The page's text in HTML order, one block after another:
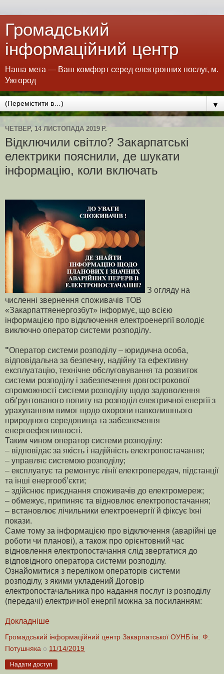
Громадський
інформаційний центр
Наша мета — Ваш комфорт серед електронних послуг, м.
Ужгород
▼
ЧЕТВЕР, 14 ЛИСТОПАДА 2019 Р.
Відключили світло? Закарпатські
електрики пояснили, де шукати
інформацію, коли включать
З огляду на
численні звернення споживачів ТОВ
«Закарпаттяенергозбут» інформує, що всією
інформацією про відключення електроенергії володіє
виключно оператор системи розподілу.
"Оператор системи розподілу – юридична особа,
відповідальна за безпечну, надійну та ефективну
експлуатацію, технічне обслуговування та розвиток
системи розподілу і забезпечення довгострокової
спроможності системи розподілу щодо задоволення
обґрунтованого попиту на розподіл електричної енергії з
урахуванням вимог щодо охорони навколишнього
природного середовища та забезпечення
енергоефективності.
Таким чином оператор системи розподілу:
– відповідає за якість і надійність електропостачання;
– управляє системою розподілу;
– експлуатує та ремонтує лінії електропередач, підстанції
та інші енергооб’єкти;
– здійснює приєднання споживачів до електромереж;
– обмежує, припиняє та відновлює електропостачання;
– встановлює лічильники електроенергії й фіксує їхні
покази.
Саме тому за інформацією про відключення (аварійні це
роботи чи планові), а також про орієнтовний час
відновлення електропостачання слід звертатися до
відповідного оператора системи розподілу.
Ознайомитися з переліком операторів системи
розподілу, з якими укладений Договір
електропостачальника про надання послуг із розподілу
(передачі) електричної енергії можна за посиланням:
Докладніше
Громадський інформаційний центр Закарпатської ОУНБ ім. Ф.
Потушняка о 11/14/2019
Надати доступ